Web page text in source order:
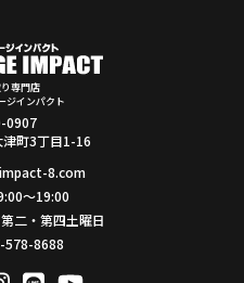
専門店
ジインパクト
0907
町3丁目1-16
8.com
～19:00
二・第四土曜日
578-8688